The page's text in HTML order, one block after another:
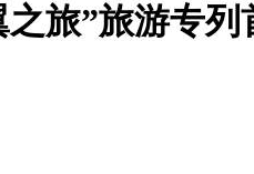
旅”旅游专列